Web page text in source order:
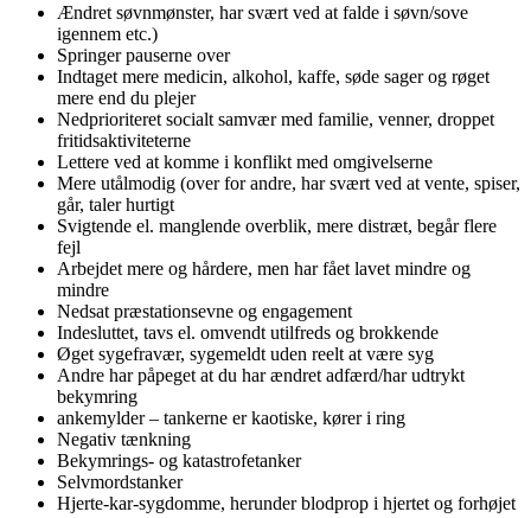
Ændret søvnmønster, har svært ved at falde i søvn/sove
igennem etc.)
Springer pauserne over
Indtaget mere medicin, alkohol, kaffe, søde sager og røget
mere end du plejer
Nedprioriteret socialt samvær med familie, venner, droppet
fritidsaktiviteterne
Lettere ved at komme i konflikt med omgivelserne
Mere utålmodig (over for andre, har svært ved at vente, spiser,
går, taler hurtigt
Svigtende el. manglende overblik, mere distræt, begår flere
fejl
Arbejdet mere og hårdere, men har fået lavet mindre og
mindre
Nedsat præstationsevne og engagement
Indesluttet, tavs el. omvendt utilfreds og brokkende
Øget sygefravær, sygemeldt uden reelt at være syg
Andre har påpeget at du har ændret adfærd/har udtrykt
bekymring
ankemylder – tankerne er kaotiske, kører i ring
Negativ tænkning
Bekymrings- og katastrofetanker
Selvmordstanker
Hjerte-kar-sygdomme, herunder blodprop i hjertet og forhøjet